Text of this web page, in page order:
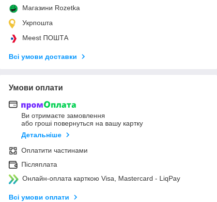
Магазини Rozetka
Укрпошта
Meest ПОШТА
Всі умови доставки
Умови оплати
Ви отримаєте замовлення
або гроші повернуться на вашу картку
Детальніше
Оплатити частинами
Післяплата
Онлайн-оплата карткою Visa, Mastercard - LiqPay
Всі умови оплати